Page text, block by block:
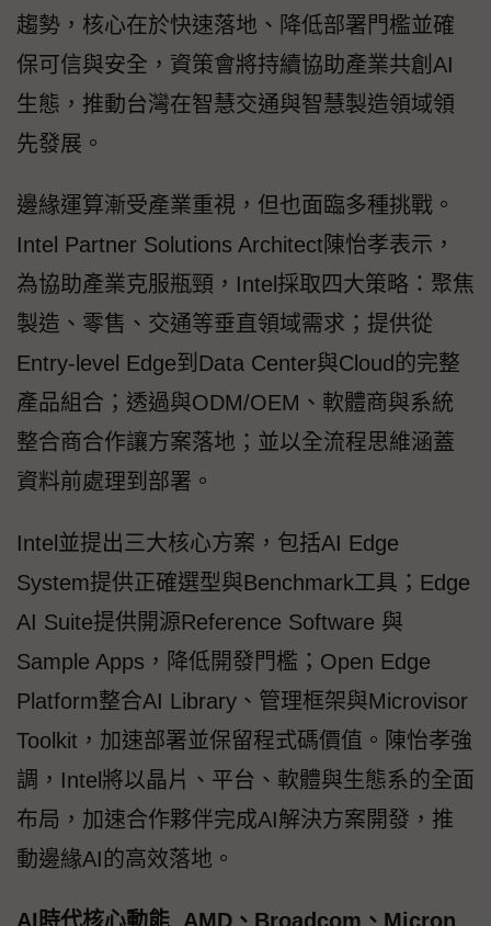
趨勢，核心在於快速落地、降低部署門檻並確
保可信與安全，資策會將持續協助產業共創AI
生態，推動台灣在智慧交通與智慧製造領域領
先發展。
邊緣運算漸受產業重視，但也面臨多種挑戰。
Intel Partner Solutions Architect陳怡孝表示，
為協助產業克服瓶頸，Intel採取四大策略：聚焦
製造、零售、交通等垂直領域需求；提供從
Entry-level Edge到Data Center與Cloud的完整
產品組合；透過與ODM/OEM、軟體商與系統
整合商合作讓方案落地；並以全流程思維涵蓋
資料前處理到部署。
Intel並提出三大核心方案，包括AI Edge
System提供正確選型與Benchmark工具；Edge
AI Suite提供開源Reference Software 與
Sample Apps，降低開發門檻；Open Edge
Platform整合AI Library、管理框架與Microvisor
Toolkit，加速部署並保留程式碼價值。陳怡孝強
調，Intel將以晶片、平台、軟體與生態系的全面
布局，加速合作夥伴完成AI解決方案開發，推
動邊緣AI的高效落地。
AI時代核心動能 AMD、Broadcom、Micron